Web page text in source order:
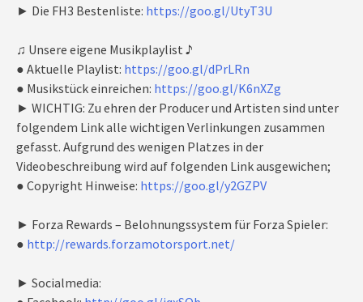
► Die FH3 Bestenliste: https://goo.gl/UtyT3U
♫ Unsere eigene Musikplaylist ♪
● Aktuelle Playlist: https://goo.gl/dPrLRn
● Musikstück einreichen: https://goo.gl/K6nXZg
► WICHTIG: Zu ehren der Producer und Artisten sind unter
folgendem Link alle wichtigen Verlinkungen zusammen
gefasst. Aufgrund des wenigen Platzes in der
Videobeschreibung wird auf folgenden Link ausgewichen;
● Copyright Hinweise: https://goo.gl/y2GZPV
► Forza Rewards – Belohnungssystem für Forza Spieler:
● http://rewards.forzamotorsport.net/
► Socialmedia: